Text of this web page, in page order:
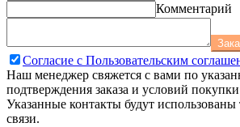
Комментарий
Согласие с Пользовательским
Наш менеджер свяжется с вами по
подтверждения заказа и условий покупки
Указанные контакты будут использованы
связи.